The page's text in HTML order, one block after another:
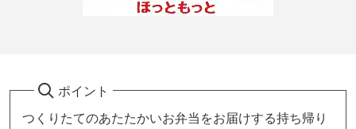
ポイント
つくりたてのあたたかいお弁当をお届けする持ち帰り